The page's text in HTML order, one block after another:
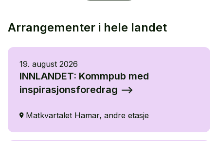
Arrangementer i hele landet
19. august 2026
INNLANDET: Kommpub med
inspirasjonsforedrag
Matkvartalet Hamar, andre etasje